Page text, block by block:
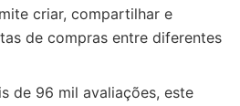
criar, compartilhar e
de compras entre diferentes
de 96 mil avaliações, este